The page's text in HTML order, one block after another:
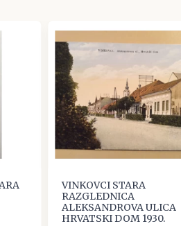
VINKOVCI STARA
RAZGLEDNICA
ALEKSANDROVA ULICA
HRVATSKI DOM 1930.